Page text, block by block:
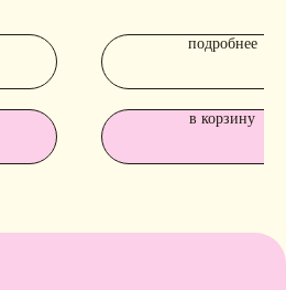
подробнее
в корзину